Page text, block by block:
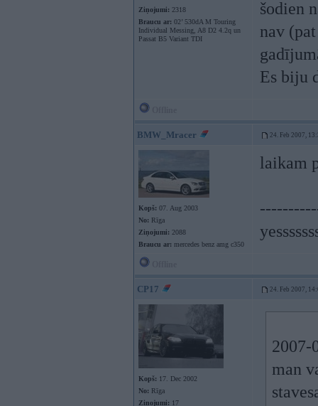
Ziņojumi: 2318
Braucu ar: 02’ 530dA M Touring
Individual Messing, A8 D2 4.2q un
Passat B5 Variant TDI
šodien
nav
Es biju
BMW_Mracer 24. Feb 2007,
Kopš: 07. Aug 2003
No: Rīga
Ziņojumi: 2088
Braucu ar: mercedes benz amg c350
laikam
CP17 24. Feb 2007,
Kopš: 17. Dec 2002
No: Rīga
Ziņojumi: 17
2007-
man